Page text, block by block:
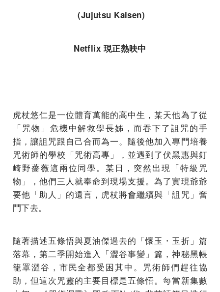
(Jujutsu Kaisen)
Netflix 現正熱映中
虎杖悠仁是一位體育萬能的高中生，某天他為了從
「咒物」危機中解救學長姊，而吞下了詛咒的手
指，讓詛咒跟自己合而為一。隨後他加入專門培養
咒術師的學校「咒術高專」，並遇到了伏黑惠與釘
崎野薔薇這兩位同學。某日，突然出現「特級咒
物」，他們三人就奉命到現場支援。為了實現爺爺
要他「助人」的遺言，虎杖將會繼續與「詛咒」奮
鬥下去。
隨著描述五條悟與夏油傑過去的「懷玉・玉折」篇
落幕，第二季開始進入「澀谷事變」篇，神秘黑帳
籠罩澀谷，市民全都受困其中。咒術師們趕往協
助，但這次咒靈的主要目標是五條悟。每當新集數